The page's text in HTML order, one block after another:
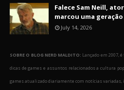
Falece Sam Neill,
marcou uma
July 14, 2026
SOBRE O BLOG NERD MALDITO: Lançado em 2007,
dicas de games e assuntos relacionados a cultura
games atualizado diariamente com notícias